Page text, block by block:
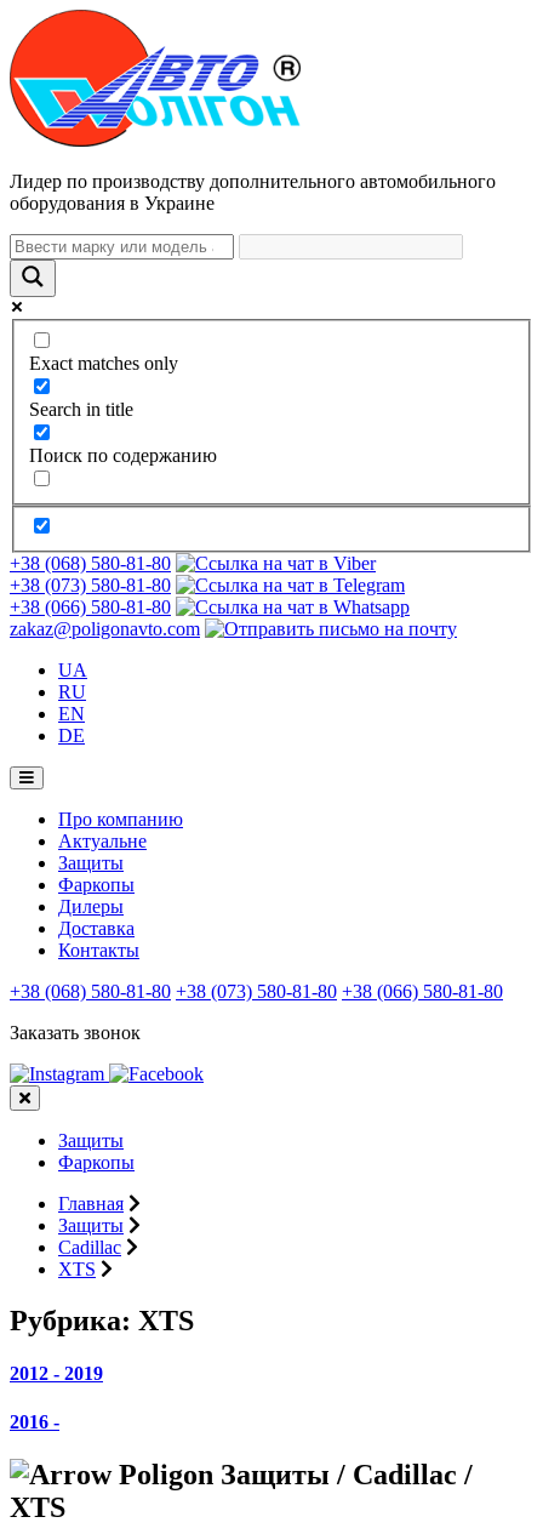
Лидер по производству дополнительного автомобильного
оборудования в Украине
Exact matches only
Search in title
Поиск по содержанию
+38 (068) 580-81-80
+38 (073) 580-81-80
+38 (066) 580-81-80
zakaz@poligonavto.com
UA
RU
EN
DE
Про компанию
Актуальне
Защиты
Фаркопы
Дилеры
Доставка
Контакты
+38 (068) 580-81-80 +38 (073) 580-81-80 +38 (066) 580-81-80
Заказать звонок
Защиты
Фаркопы
Главная
Защиты
Cadillac
XTS
Рубрика: XTS
2012 - 2019
2016 -
Защиты / Cadillac /
XTS